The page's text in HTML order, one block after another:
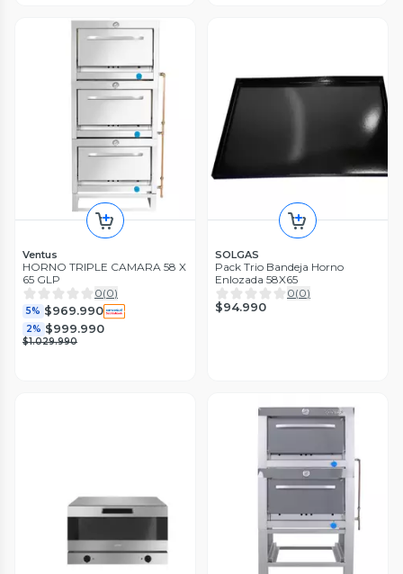
Ventus
HORNO TRIPLE CAMARA 58 X
65 GLP
0(0)
5% $969.990
2% $999.990
$1.029.990
SOLGAS
Pack Trio Bandeja Horno
Enlozada 58X65
0(0)
$94.990